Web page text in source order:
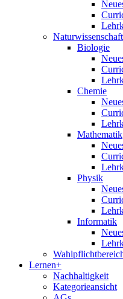
Biologie
Chemie
Mathematik
Physik
Informatik
Lernen+
Nachhaltigkeit
Kategorieansicht